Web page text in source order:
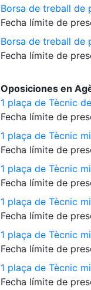
Borsa de treball de
Fecha límite de
Borsa de treball de
Fecha límite de
Oposiciones en
1 plaça de Tècnic
Fecha límite de
1 plaça de Tècnic
Fecha límite de
1 plaça de Tècnic
Fecha límite de
1 plaça de Tècnic
Fecha límite de
1 plaça de Tècnic
Fecha límite de
1 plaça de Tècnic
Fecha límite de